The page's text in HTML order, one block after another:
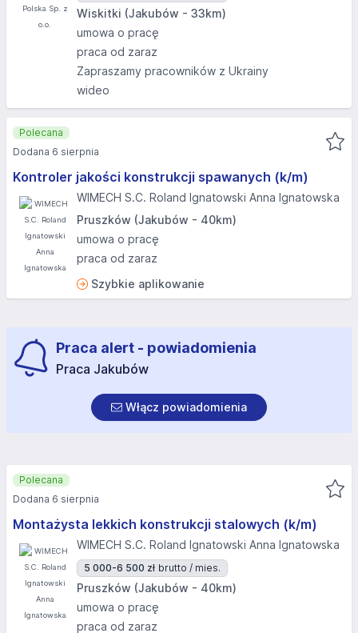
Wiskitki (Jakubów - 33km)
umowa o pracę
praca od zaraz
Zapraszamy pracowników z Ukrainy
wideo
Kontroler jakości konstrukcji spawanych (k/m)
WIMECH S.C. Roland Ignatowski Anna Ignatowska
Pruszków (Jakubów - 40km)
umowa o pracę
praca od zaraz
Szybkie aplikowanie
Polecana
Dodana 6 sierpnia
Praca alert - powiadomienia
Praca Jakubów
Włącz powiadomienia
Montażysta lekkich konstrukcji stalowych (k/m)
WIMECH S.C. Roland Ignatowski Anna Ignatowska
5 000-6 500 zł brutto / mies.
Pruszków (Jakubów - 40km)
umowa o pracę
praca od zaraz
Polecana
Dodana 6 sierpnia